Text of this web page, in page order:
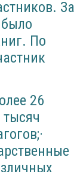
За
По
26